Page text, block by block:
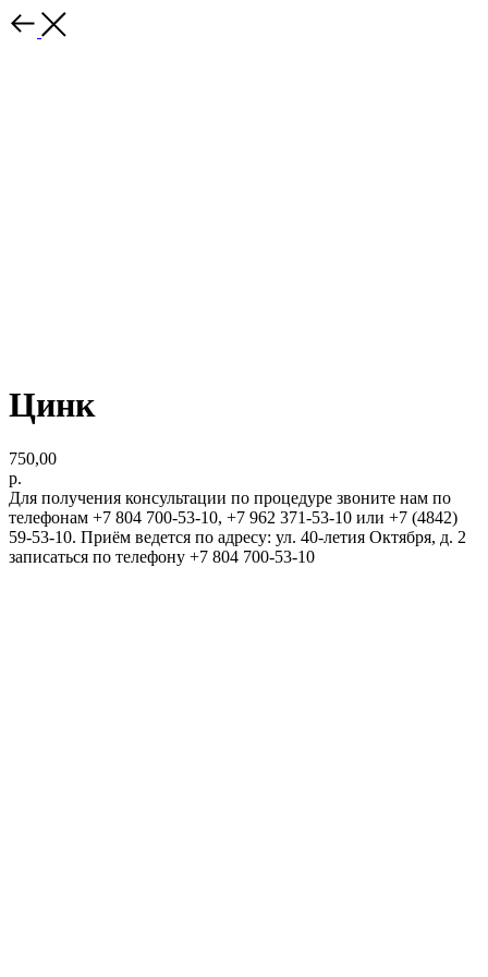
Цинк
750,00
р.
Для получения консультации по процедуре звоните нам по
телефонам +7 804 700-53-10, +7 962 371-53-10 или +7 (4842)
59-53-10. Приём ведется по адресу: ул. 40-летия Октября, д. 2
записаться по телефону +7 804 700-53-10